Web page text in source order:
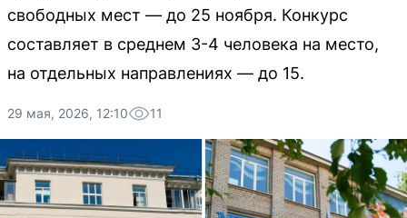
свободных мест — до 25 ноября. Конкурс
составляет в среднем 3-4 человека на место,
на отдельных направлениях — до 15.
29 мая, 2026, 12:10 11